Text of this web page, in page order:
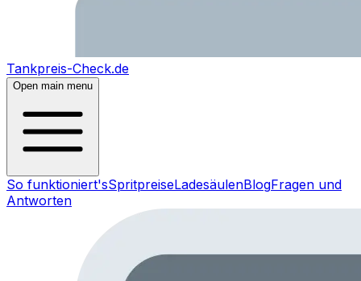
Tankpreis-Check.de
Open main menu
So funktioniert'sSpritpreiseLadesäulenBlogFragen und
Antworten